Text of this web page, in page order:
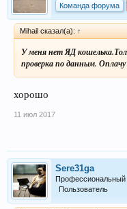
Команда форума
Mihail сказал(а): ↑
У меня нет ЯД
проверка по данным. Оплачу
хорошо
11 июл 2017
Sere31ga
Профессиональный
Пользователь